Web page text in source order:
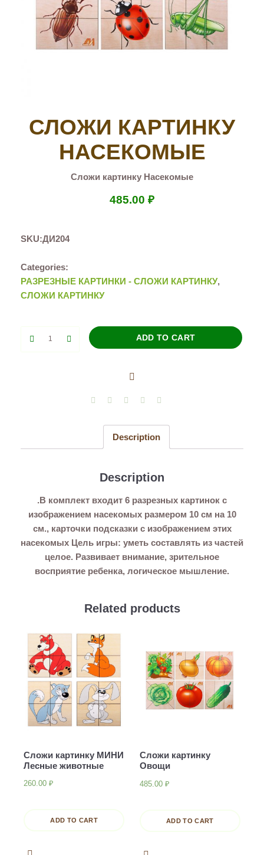
СЛОЖИ КАРТИНКУ
НАСЕКОМЫЕ
Сложи картинку Насекомые
485.00 ₽
SKU:ДИ204
Categories:
РАЗРЕЗНЫЕ КАРТИНКИ - СЛОЖИ КАРТИНКУ,
СЛОЖИ КАРТИНКУ
ADD TO CART
Description
Description
.В комплект входит 6 разрезных картинок с
изображением насекомых размером 10 см на 10
см., карточки подсказки с изображением этих
насекомых Цель игры: уметь составлять из частей
целое. Развивает внимание, зрительное
восприятие ребенка, логическое мышление.
Related products
Сложи картинку МИНИ
Лесные животные
260.00 ₽
ADD TO CART
Сложи картинку
Овощи
485.00 ₽
ADD TO CART